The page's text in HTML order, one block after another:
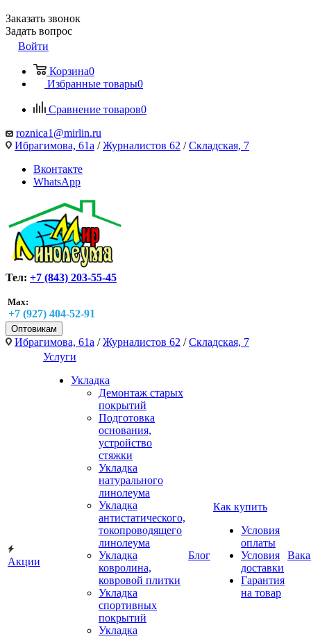
Заказать звонок
Задать вопрос
Войти
Корзина0
Избранные товары0
Сравнение товаров0
roznica1@mirlin.ru
Ибрагимова, 61а /Журналистов 62 /Складская, 7
Вконтакте
WhatsApp
Тел: +7 (843) 203-55-45
Max:
+7 (927) 404-52-91
Оптовикам
Ибрагимова, 61а /Журналистов 62 /Складская, 7
Акции
Услуги
Укладка
Демонтаж старых
покрытий
Подготовка
основания,
устройство
стяжки
Укладка
натурального
линолеума
Укладка
антистатического,
токопроводящего
линолеума
Укладка
ковролина,
ковровой плитки
Укладка
спортивных
покрытий
Укладка
Блог
Как купить
Условия
оплаты
Условия
доставки
Гарантия
на товар